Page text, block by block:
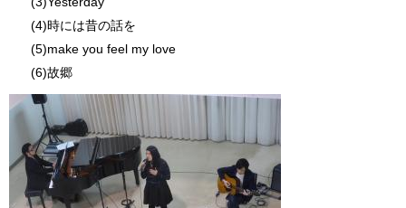
(4)時には昔の話を
(5)make you feel my love
(6)故郷